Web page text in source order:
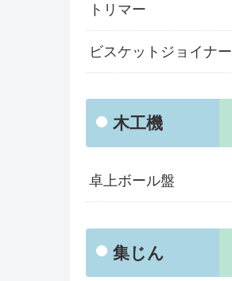
トリマー
ビスケットジョイナー
木工機
卓上ボール盤
集じん